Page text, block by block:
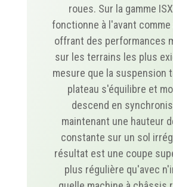
roues. Sur la gamme ISX
fonctionne à l'avant comme
offrant des performances
sur les terrains les plus
mesure que la suspension
plateau s'équilibre et
descend en
maintenant une hauteur
constante sur un sol
résultat est une coupe
plus régulière qu'avec